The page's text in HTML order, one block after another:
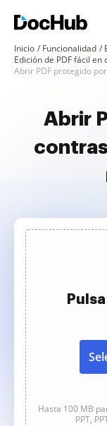
Inicio Funcionalidad
Edición de PDF fácil
Abrir PDF protegido
Abrir
Hasta 100 MB
PPT,